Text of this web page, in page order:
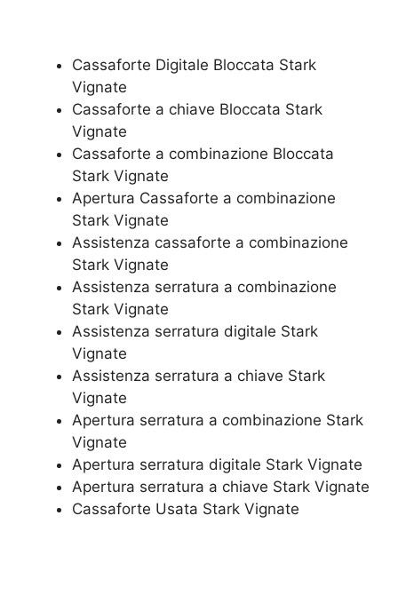
Cassaforte Digitale Bloccata Stark
Vignate
Cassaforte a chiave Bloccata Stark
Vignate
Cassaforte a combinazione Bloccata
Stark Vignate
​Apertura Cassaforte a combinazione
Stark Vignate
Assistenza cassaforte a combinazione
Stark Vignate
​Assistenza serratura​ ​a combinazione
Stark Vignate
Assistenza serratura ​digitale Stark
Vignate
Assistenza serratura ​a chiave Stark
Vignate
​Apertura serratura​ ​a combinazione Stark
Vignate
Apertura serratura​ ​digitale Stark Vignate
​Apertura serratura​ ​a chiave Stark Vignate
​Cassaforte Usata Stark Vignate